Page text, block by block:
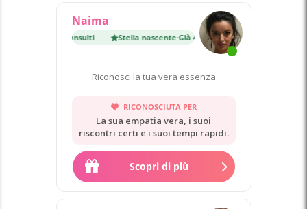
Naima
Già 4 300 consulti Stella nascente·Già 4 300 consulti
Riconosci la tua vera essenza
RICONOSCIUTA PER
La sua empatia vera, i suoi
riscontri certi e i suoi tempi rapidi.
Scopri di più